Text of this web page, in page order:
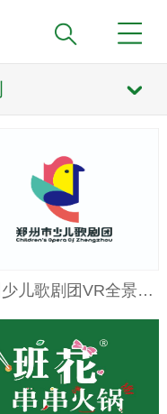
郑州少儿歌剧团VR全景展示-郑州教培学校VR全景拍摄